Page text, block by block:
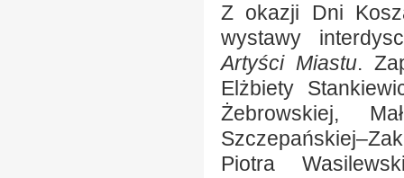
Z okazji Dni
wystawy
Artyści Miastu.
Elżbiety
Żebrowskiej,
Piotra